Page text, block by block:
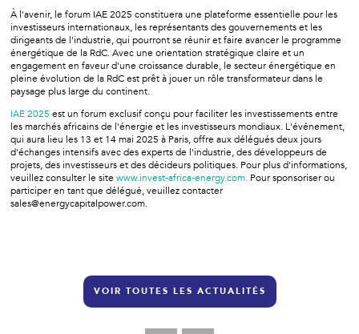
À l'avenir, le forum IAE 2025 constituera une plateforme essentielle pour les
investisseurs internationaux, les représentants des gouvernements et les
dirigeants de l'industrie, qui pourront se réunir et faire avancer le programme
énergétique de la RdC. Avec une orientation stratégique claire et un
engagement en faveur d'une croissance durable, le secteur énergétique en
pleine évolution de la RdC est prêt à jouer un rôle transformateur dans le
paysage plus large du continent.
IAE 2025 est un forum exclusif conçu pour faciliter les investissements entre
les marchés africains de l'énergie et les investisseurs mondiaux. L'événement,
qui aura lieu les 13 et 14 mai 2025 à Paris, offre aux délégués deux jours
d'échanges intensifs avec des experts de l'industrie, des développeurs de
projets, des investisseurs et des décideurs politiques. Pour plus d'informations,
veuillez consulter le site www.invest-africa-energy.com. Pour sponsoriser ou
participer en tant que délégué, veuillez contacter
sales@energycapitalpower.com.
VOIR TOUTES LES ACTUALITÉS